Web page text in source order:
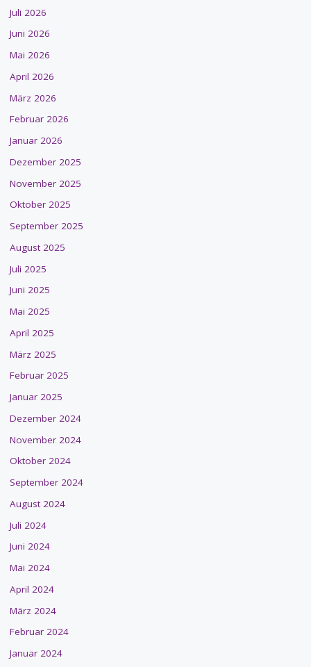
Juli 2026
Juni 2026
Mai 2026
April 2026
März 2026
Februar 2026
Januar 2026
Dezember 2025
November 2025
Oktober 2025
September 2025
August 2025
Juli 2025
Juni 2025
Mai 2025
April 2025
März 2025
Februar 2025
Januar 2025
Dezember 2024
November 2024
Oktober 2024
September 2024
August 2024
Juli 2024
Juni 2024
Mai 2024
April 2024
März 2024
Februar 2024
Januar 2024